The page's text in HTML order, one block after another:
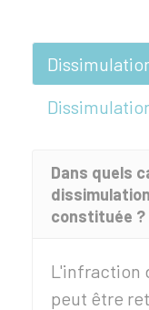
Dans quels
constituée ?
L'infraction
peut être